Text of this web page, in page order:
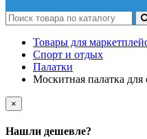
Товары для
Спорт и отдых
Палатки
Москитная палатка
×
Нашли дешевле?